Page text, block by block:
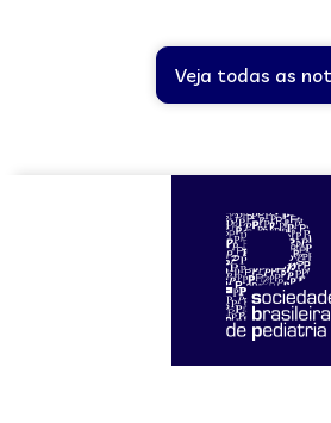
Veja todas as